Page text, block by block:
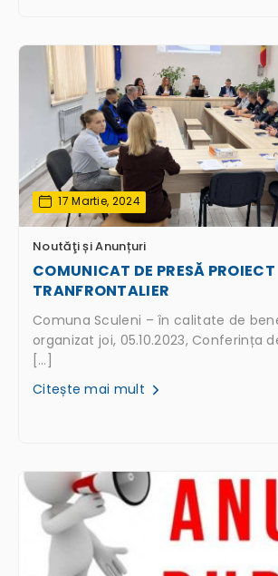
17 Martie, 2024
Noutăţi și Anunțuri
COMUNICAT DE PRESĂ PROIECT
TRANFRONTALIER
Comuna Sculeni – în calitate de
organizat joi, 05.10.2023, Conferința
[…]
Citește mai mult